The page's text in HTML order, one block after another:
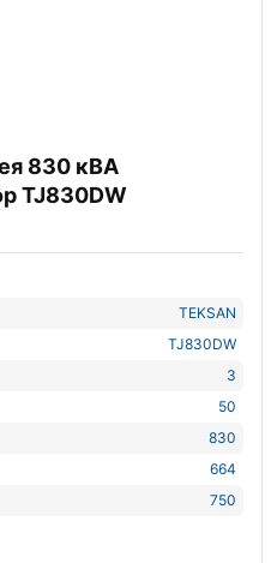
830 кВА
TJ830DW
TEKSAN
TJ830DW
3
50
830
664
750